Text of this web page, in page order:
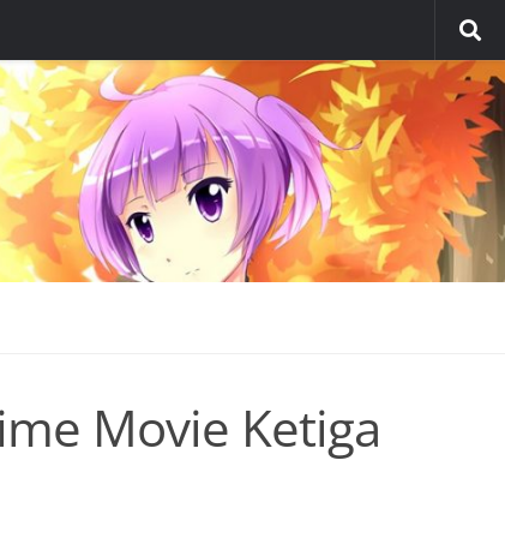
Movie Ketiga